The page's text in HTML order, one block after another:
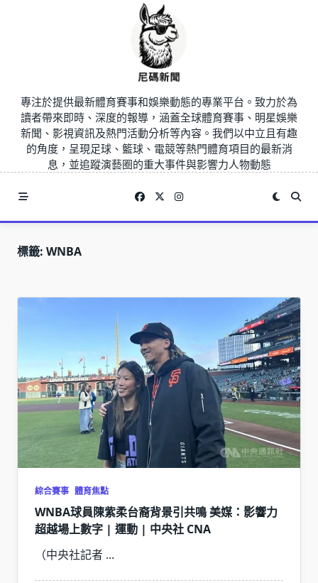
專注於提供最新體育賽事和娛樂動態的專業平台。致力於為
讀者帶來即時、深度的報導，涵蓋全球體育賽事、明星娛樂
新聞、影視資訊及熱門活動分析等內容。我們以中立且有趣
的角度，呈現足球、籃球、電競等熱門體育項目的最新消
息，並追蹤演藝圈的重大事件與影響力人物動態
標籤: WNBA
綜合賽事 體育焦點
WNBA球員陳紫柔台裔背景引共鳴 美媒：影響力
超越場上數字 | 運動 | 中央社 CNA
（中央社記者 ...